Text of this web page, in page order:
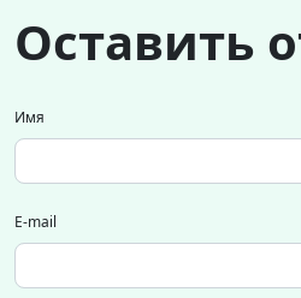
Оставить
Имя
E-mail